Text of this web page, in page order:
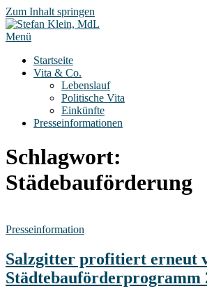
Zum Inhalt springen
Menü
Startseite
Vita & Co.
Lebenslauf
Politische Vita
Einkünfte
Presseinformationen
Schlagwort:
Städebauförderung
Presseinformation
Salzgitter profitiert erneut
Städtebauförderprogramm